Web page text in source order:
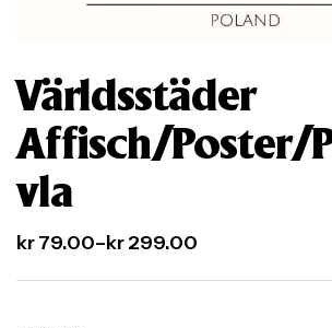
Världsstäder
Affisch/Poster/
vla
kr79.00–kr299.00